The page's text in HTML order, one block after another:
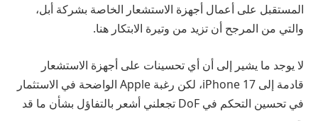
المستقبل على أعمال أجهزة الاستشعار الخاصة بشركة أبل،
والتي من المرجح أن تزيد من وتيرة الابتكار هنا.
لا يوجد ما يشير إلى أن أي تحسينات على أجهزة الاستشعار
قادمة إلى iPhone 17، لكن رغبة Apple الواضحة في الاستثمار
في تحسين التحكم في DoF تجعلني أشعر بالتفاؤل بشأن ما قد